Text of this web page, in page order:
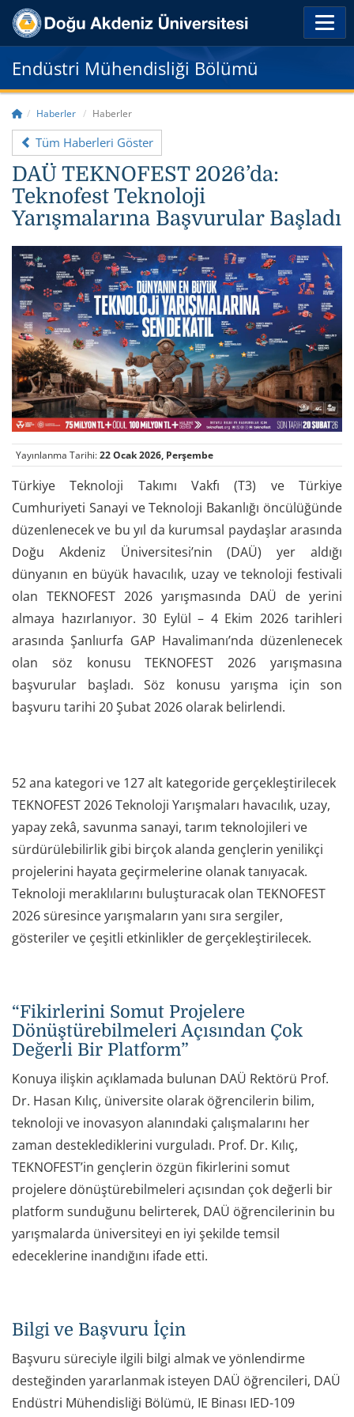
Endüstri Mühendisliği Bölümü
Haberler Haberler
Tüm Haberleri Göster
DAÜ TEKNOFEST 2026’da:
Teknofest Teknoloji
Yarışmalarına Başvurular Başladı
Yayınlanma Tarihi:22 Ocak 2026, Perşembe
Türkiye Teknoloji Takımı Vakfı (T3) ve Türkiye
Cumhuriyeti Sanayi ve Teknoloji Bakanlığı öncülüğünde
düzenlenecek ve bu yıl da kurumsal paydaşlar arasında
Doğu Akdeniz Üniversitesi’nin (DAÜ) yer aldığı
dünyanın en büyük havacılık, uzay ve teknoloji festivali
olan TEKNOFEST 2026 yarışmasında DAÜ de yerini
almaya hazırlanıyor. 30 Eylül – 4 Ekim 2026 tarihleri
arasında Şanlıurfa GAP Havalimanı’nda düzenlenecek
olan söz konusu TEKNOFEST 2026 yarışmasına
başvurular başladı. Söz konusu yarışma için son
başvuru tarihi 20 Şubat 2026 olarak belirlendi.
52 ana kategori ve 127 alt kategoride gerçekleştirilecek
TEKNOFEST 2026 Teknoloji Yarışmaları havacılık, uzay,
yapay zekâ, savunma sanayi, tarım teknolojileri ve
sürdürülebilirlik gibi birçok alanda gençlerin yenilikçi
projelerini hayata geçirmelerine olanak tanıyacak.
Teknoloji meraklılarını buluşturacak olan TEKNOFEST
2026 süresince yarışmaların yanı sıra sergiler,
gösteriler ve çeşitli etkinlikler de gerçekleştirilecek.
“Fikirlerini Somut Projelere
Dönüştürebilmeleri Açısından Çok
Değerli Bir Platform”
Konuya ilişkin açıklamada bulunan DAÜ Rektörü Prof.
Dr. Hasan Kılıç, üniversite olarak öğrencilerin bilim,
teknoloji ve inovasyon alanındaki çalışmalarını her
zaman desteklediklerini vurguladı. Prof. Dr. Kılıç,
TEKNOFEST’in gençlerin özgün fikirlerini somut
projelere dönüştürebilmeleri açısından çok değerli bir
platform sunduğunu belirterek, DAÜ öğrencilerinin bu
yarışmalarda üniversiteyi en iyi şekilde temsil
edeceklerine inandığını ifade etti.
Bilgi ve Başvuru İçin
Başvuru süreciyle ilgili bilgi almak ve yönlendirme
desteğinden yararlanmak isteyen DAÜ öğrencileri, DAÜ
Endüstri Mühendisliği Bölümü, IE Binası IED-109